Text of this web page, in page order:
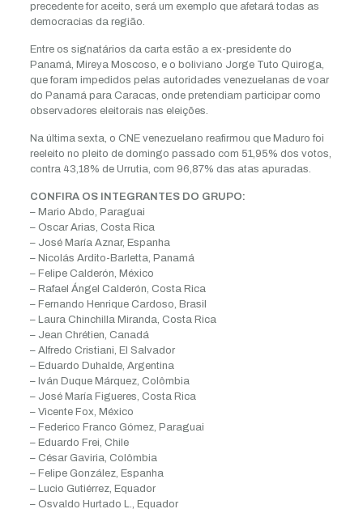
precedente for aceito, será um exemplo que afetará todas as
democracias da região.
Entre os signatários da carta estão a ex-presidente do
Panamá, Mireya Moscoso, e o boliviano Jorge Tuto Quiroga,
que foram impedidos pelas autoridades venezuelanas de voar
do Panamá para Caracas, onde pretendiam participar como
observadores eleitorais nas eleições.
Na última sexta, o CNE venezuelano reafirmou que Maduro foi
reeleito no pleito de domingo passado com 51,95% dos votos,
contra 43,18% de Urrutia, com 96,87% das atas apuradas.
CONFIRA OS INTEGRANTES DO GRUPO:
– Mario Abdo, Paraguai
– Oscar Arias, Costa Rica
– José María Aznar, Espanha
– Nicolás Ardito-Barletta, Panamá
– Felipe Calderón, México
– Rafael Ángel Calderón, Costa Rica
– Fernando Henrique Cardoso, Brasil
– Laura Chinchilla Miranda, Costa Rica
– Jean Chrétien, Canadá
– Alfredo Cristiani, El Salvador
– Eduardo Duhalde, Argentina
– Iván Duque Márquez, Colômbia
– José María Figueres, Costa Rica
– Vicente Fox, México
– Federico Franco Gómez, Paraguai
– Eduardo Frei, Chile
– César Gaviria, Colômbia
– Felipe González, Espanha
– Lucio Gutiérrez, Equador
– Osvaldo Hurtado L., Equador